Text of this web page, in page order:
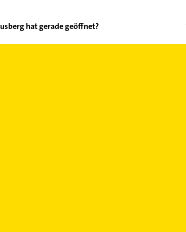
hat gerade geöffnet?
alleÖffnungszeiten. Bitte beachten Sie, dass diese an